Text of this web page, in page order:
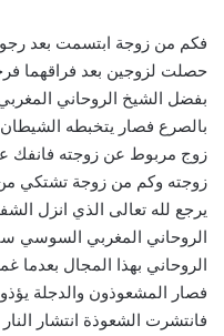
فكم من زوجة ابتسمت بعد
حصلت لزوجين بعد فراقهما
بفضل الشيخ الروحاني
بالصرع فصار يتخبطه
زوج مربوط عن زوجته فانفك
زوجته وكم من زوجة تشتكي من
يرجع لله تعالى الذي انزل
الروحاني المغربي السوسي
الروحاني بهذا المجال بعدما
فصار المشعوذون والدجلة
فانتشرت الشعوذة انتشار